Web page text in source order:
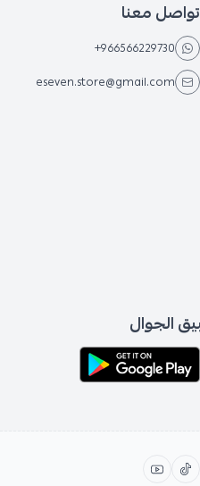
تواصل معنا
+966566229730
eseven.store@gmail.com
الجوال